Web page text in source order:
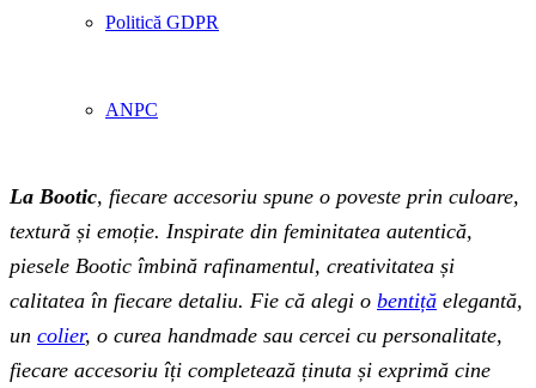
Politică GDPR
ANPC
La Bootic, fiecare accesoriu spune o poveste prin culoare,
textură și emoție. Inspirate din feminitatea autentică,
piesele Bootic îmbină rafinamentul, creativitatea și
calitatea în fiecare detaliu. Fie că alegi o bentiță elegantă,
un colier, o curea handmade sau cercei cu personalitate,
fiecare accesoriu îți completează ținuta și exprimă cine